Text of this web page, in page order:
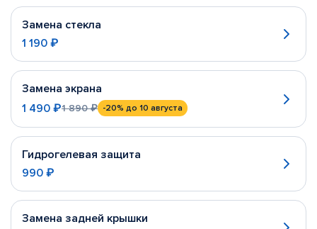
Замена стекла
1 190 ₽
Замена экрана
1 490 ₽1 890 ₽ -20% до 10 августа
Гидрогелевая защита
990 ₽
Замена задней крышки